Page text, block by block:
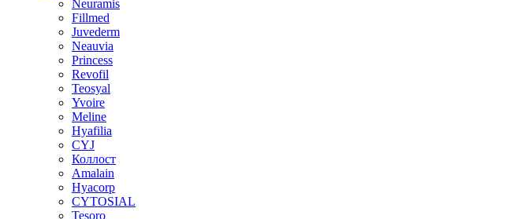
Neuramis
Fillmed
Juvederm
Neauvia
Princess
Revofil
Teosyal
Yvoire
Meline
Hyafilia
CYJ
Коллост
Amalain
Hyacorp
CYTOSIAL
Tesoro